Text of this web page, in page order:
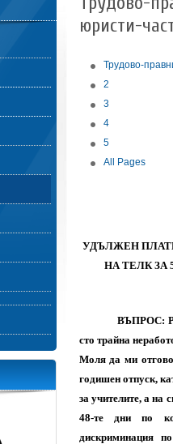
юристи-
Трудово-
2
3
4
5
All Pages
УДЪЛЖЕН
НА ТЕЛК ЗА
ВЪПРОС:
сто трайна
Моля да ми
годишен отпуск,
за учителите, а на
48-те дни по
дискриминация